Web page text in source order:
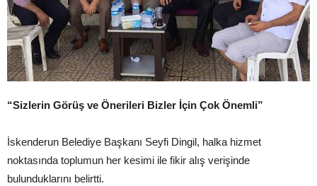
“Sizlerin Görüş ve Önerileri Bizler İçin Çok Önemli”
İskenderun Belediye Başkanı Seyfi Dingil, halka hizmet
noktasında toplumun her kesimi ile fikir alış verişinde
bulunduklarını belirtti.